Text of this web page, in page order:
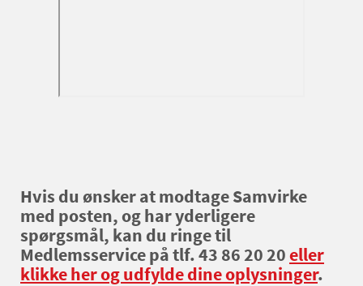
Hvis du ønsker at modtage Samvirke
med posten, og har yderligere
spørgsmål, kan du ringe til
Medlemsservice på tlf. 43 86 20 20eller
klikke her og udfylde dine oplysninger.